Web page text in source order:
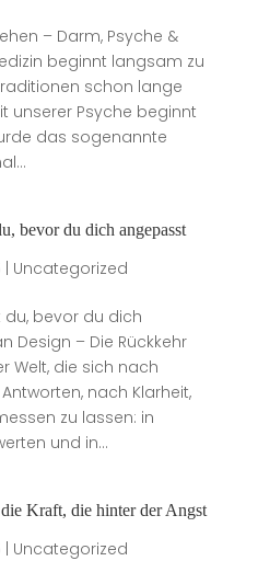
– Darm, Psyche &
beginnt langsam zu
schon lange
unserer Psyche beginnt
das sogenannte
bevor du dich angepasst
Uncategorized
du, bevor du dich
Design – Die Rückkehr
Welt, die sich nach
nach Klarheit,
zu lassen: in
und in...
Kraft, die hinter der Angst
Uncategorized